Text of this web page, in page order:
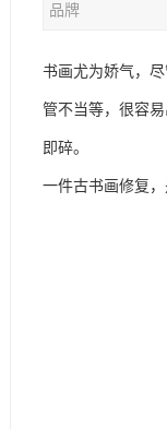
品牌
书画尤为娇气，
管不当等，很容
即碎。
一件古书画修复